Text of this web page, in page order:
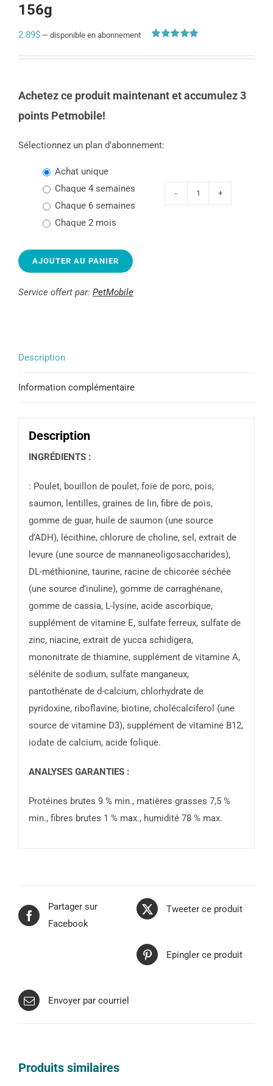
156g
2.89$ — disponible en abonnement
sur 5 basé sur
Achetez ce produit maintenant et accumulez 3
points Petmobile!
Sélectionnez un plan d’abonnement:
Achat unique
chaque 4 semaines
chaque 6 semaines
chaque 2 mois
AJOUTER AU PANIER
Service offert par: PetMobile
Description
Information complémentaire
Description
INGRÉDIENTS :
: Poulet, bouillon de poulet, foie de porc, pois,
saumon, lentilles, graines de lin, fibre de pois,
gomme de guar, huile de saumon (une source
d’ADH), lécithine, chlorure de choline, sel, extrait de
levure (une source de mannaneoligosaccharides),
DL-méthionine, taurine, racine de chicorée séchée
(une source d’inuline), gomme de carraghénane,
gomme de cassia, L-lysine, acide ascorbique,
supplément de vitamine E, sulfate ferreux, sulfate de
zinc, niacine, extrait de yucca schidigera,
mononitrate de thiamine, supplément de vitamine A,
sélénite de sodium, sulfate manganeux,
pantothénate de d-calcium, chlorhydrate de
pyridoxine, riboflavine, biotine, cholécalciferol (une
source de vitamine D3), supplément de vitamine B12,
iodate de calcium, acide folique.
ANALYSES GARANTIES :
Protéines brutes 9 % min., matières grasses 7,5 %
min., fibres brutes 1 % max., humidité 78 % max.
Partager sur
Facebook
Tweeter ce produit
Epingler ce produit
Envoyer par courriel
Produits similaires